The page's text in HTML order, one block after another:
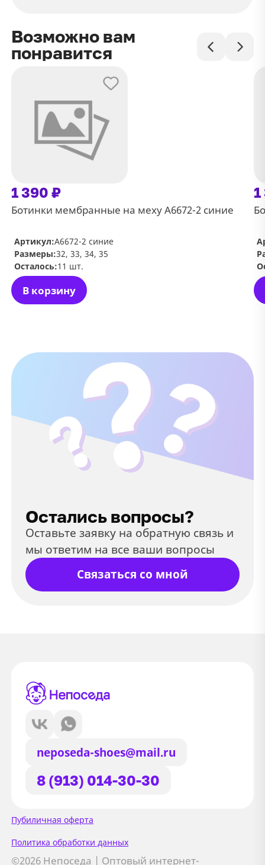
Возможно вам
понравится
1 390 ₽
Ботинки мембранные на меху А6672-2 синие
В корзину
Артикул:А6672-2 синие
Размеры:32, 33, 34, 35
Осталось:11 шт.
Остались вопросы?
Оставьте заявку на обратную связь и
мы ответим на все ваши вопросы
Связаться со мной
neposeda-shoes@mail.ru
8 (913) 014-30-30
Пубиличная оферта
Политика обработки данных
©2026 Непоседа | Оптовый интернет-
Сайт использует файлы Cookie
Мы используем файлы cookie и
сторонние сервисы (Yandex.Metrica и